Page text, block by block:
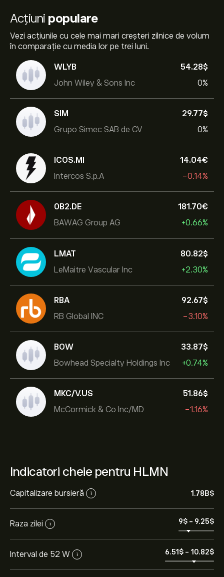
Acțiuni populare
Vezi acțiunile cu cele mai mari creșteri zilnice de volum
în comparație cu media lor pe trei luni.
WLYB
John Wiley & Sons Inc
54.28‎$‎
0%
SIM
Grupo Simec SAB de CV
29.77‎$‎
0%
ICOS.MI
Intercos S.p.A
14.04‎€‎
-0.14%
0B2.DE
BAWAG Group AG
181.70‎€‎
+0.66%
LMAT
LeMaitre Vascular Inc
80.82‎$‎
+2.30%
RBA
RB Global INC
92.67‎$‎
-3.10%
BOW
Bowhead Specialty Holdings Inc
33.87‎$‎
+0.74%
MKC/V.US
McCormick & Co Inc/MD
51.86‎$‎
-1.16%
Indicatori cheie pentru HLMN
Capitalizare bursieră i 1.78B‎$‎
Raza zilei i 9‎$‎ - 9.25‎$‎
Interval de 52 W i 6.51‎$‎ - 10.82‎$‎